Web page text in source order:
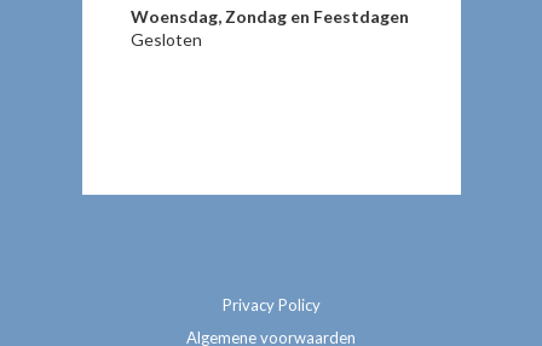
Woensdag, Zondag en Feestdagen
Gesloten
Privacy Policy
Algemene voorwaarden